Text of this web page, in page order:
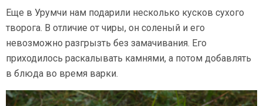
Еще в Урумчи нам подарили несколько кусков сухого
творога. В отличие от чиры, он соленый и его
невозможно разгрызть без замачивания. Его
приходилось раскалывать камнями, а потом добавлять
в блюда во время варки.